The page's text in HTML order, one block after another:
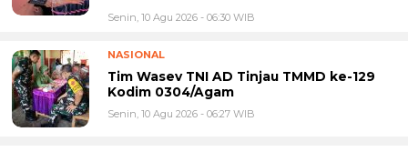
Senin, 10 Agu 2026 - 06:30 WIB
NASIONAL
Tim Wasev TNI AD Tinjau TMMD ke-129
Kodim 0304/Agam
Senin, 10 Agu 2026 - 06:27 WIB